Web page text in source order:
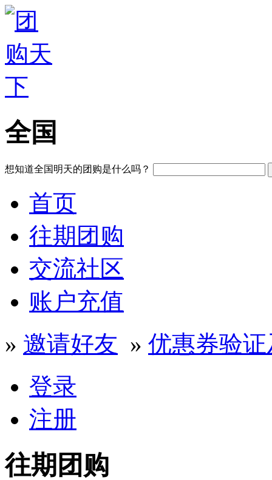
全国
想知道全国明天的团购是什么吗？
首页
往期团购
交流社区
账户充值
» 邀请好友 » 优惠券验
登录
注册
往期团购